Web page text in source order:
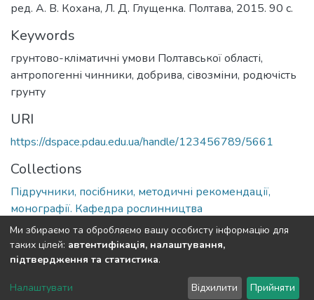
ред. А. В. Кохана, Л. Д. Глущенка. Полтава, 2015. 90 с.
Keywords
грунтово-кліматичні умови Полтавської області,
антропогенні чинники, добрива, сівозміни, родючість
грунту
URI
https://dspace.pdau.edu.ua/handle/123456789/5661
Collections
Підручники, посібники, методичні рекомендації,
монографії. Кафедра рослинництва
Full item page
DSpace software copyright © 2002-2026 LYRASIS
Ми збираємо та обробляємо вашу особисту інформацію для
таких цілей: автентифікація, налаштування,
підтвердження та статистика.
Налаштувати Відхилити Прийняти